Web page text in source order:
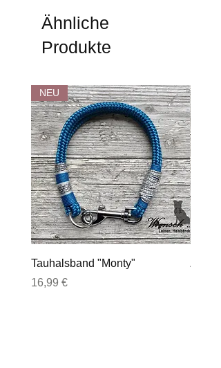
Takelung:
Schwarz
Farbe des Schlüsselringes:
Ähnliche
Produkte
NEU
Tauhalsband "Monty"
Preis
16,99 €